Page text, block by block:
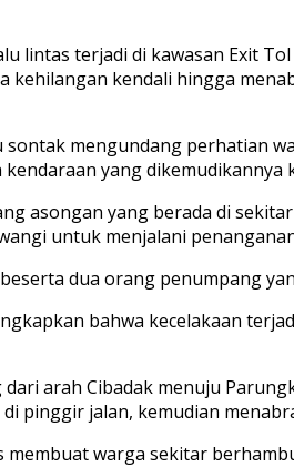
lintas terjadi di kawasan Exit
kehilangan kendali hingga
mengundang perhatian
yang
asongan yang berada di
untuk menjalani
dua orang penumpang
bahwa kecelakaan
dari arah Cibadak menuju
pinggir jalan, kemudian
warga sekitar